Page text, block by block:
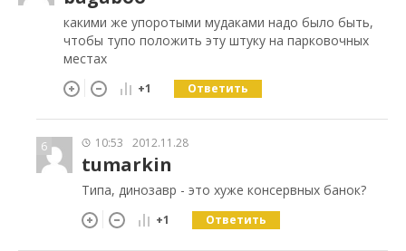
какими же упоротыми мудаками надо было быть,
чтобы тупо положить эту штуку на парковочных
местах
+1 Ответить
6 10:53 2012.11.28
tumarkin
Типа, динозавр - это хуже консервных банок?
+1 Ответить